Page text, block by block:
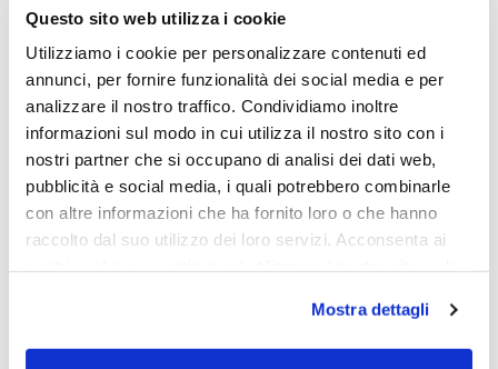
Questo sito web utilizza i cookie
Utilizziamo i cookie per personalizzare contenuti ed
annunci, per fornire funzionalità dei social media e per
analizzare il nostro traffico. Condividiamo inoltre
informazioni sul modo in cui utilizza il nostro sito con i
nostri partner che si occupano di analisi dei dati web,
pubblicità e social media, i quali potrebbero combinarle
con altre informazioni che ha fornito loro o che hanno
raccolto dal suo utilizzo dei loro servizi. Acconsenta ai
Mostra dettagli
nostro negozio non saranno disponibili per la
da OTTICA DIOPTER
Showing the single result
Sold out